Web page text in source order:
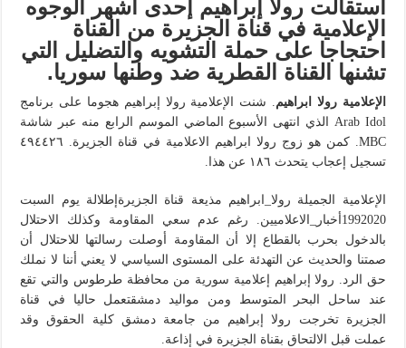
استقالت رولا إبراهيم إحدى أشهر الوجوه
الإعلامية في قناة الجزيرة من القناة
احتجاجا على حملة التشويه والتضليل التي
تشنها القناة القطرية ضد وطنها سوريا.
الإعلامية رولا ابراهيم. شنت الإعلامية رولا إبراهيم هجوما على برنامج
Arab Idol الذي انتهى الأسبوع الماضي الموسم الرابع منه عبر شاشة
MBC. كمن هو زوج رولا ابراهيم الاعلامية في قناة الجزيرة. ٤٩٤٤٢٦
تسجيل إعجاب يتحدث ١٨٦ عن هذا.
الإعلامية الجميلة رولا_ابراهيم مذيعة قناة الجزيرةإطلالة يوم السبت
1992020أخبار_الاعلاميين. رغم عدم سعي المقاومة وكذلك الاحتلال
بالدخول بحرب بالقطاع إلا أن المقاومة أوصلت رسالتها للاحتلال أن
صمتنا والحديث عن التهدئة على المستوى السياسي لا يعني أننا لا نملك
حق الرد. رولا إبراهيم إعلامية سورية من محافظة طرطوس والتي تقع
عند ساحل البحر المتوسط ومن مواليد دمشقتعمل حاليا في قناة
الجزيرة تخرجت رولا إبراهيم من جامعة دمشق كلية الحقوق وقد
عملت قبل الالتحاق بقناة الجزيرة في إذاعة.